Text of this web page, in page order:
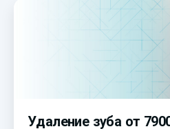
Удаление зуба от